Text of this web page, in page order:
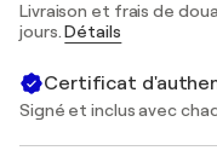
Livraison et frais de
jours.Détails
Certificat
Signé et inclus avec